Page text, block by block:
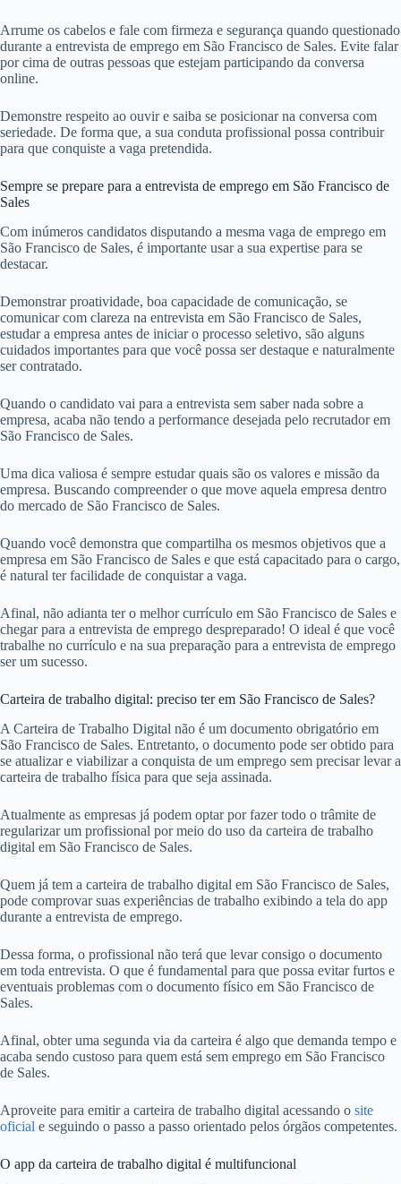
Arrume os cabelos e fale com firmeza e segurança quando questionado
durante a entrevista de emprego em São Francisco de Sales. Evite falar
por cima de outras pessoas que estejam participando da conversa
online.
Demonstre respeito ao ouvir e saiba se posicionar na conversa com
seriedade. De forma que, a sua conduta profissional possa contribuir
para que conquiste a vaga pretendida.
Sempre se prepare para a entrevista de emprego em São Francisco de
Sales
Com inúmeros candidatos disputando a mesma vaga de emprego em
São Francisco de Sales, é importante usar a sua expertise para se
destacar.
Demonstrar proatividade, boa capacidade de comunicação, se
comunicar com clareza na entrevista em São Francisco de Sales,
estudar a empresa antes de iniciar o processo seletivo, são alguns
cuidados importantes para que você possa ser destaque e naturalmente
ser contratado.
Quando o candidato vai para a entrevista sem saber nada sobre a
empresa, acaba não tendo a performance desejada pelo recrutador em
São Francisco de Sales.
Uma dica valiosa é sempre estudar quais são os valores e missão da
empresa. Buscando compreender o que move aquela empresa dentro
do mercado de São Francisco de Sales.
Quando você demonstra que compartilha os mesmos objetivos que a
empresa em São Francisco de Sales e que está capacitado para o cargo,
é natural ter facilidade de conquistar a vaga.
Afinal, não adianta ter o melhor currículo em São Francisco de Sales e
chegar para a entrevista de emprego despreparado! O ideal é que você
trabalhe no currículo e na sua preparação para a entrevista de emprego
ser um sucesso.
Carteira de trabalho digital: preciso ter em São Francisco de Sales?
A Carteira de Trabalho Digital não é um documento obrigatório em
São Francisco de Sales. Entretanto, o documento pode ser obtido para
se atualizar e viabilizar a conquista de um emprego sem precisar levar a
carteira de trabalho física para que seja assinada.
Atualmente as empresas já podem optar por fazer todo o trâmite de
regularizar um profissional por meio do uso da carteira de trabalho
digital em São Francisco de Sales.
Quem já tem a carteira de trabalho digital em São Francisco de Sales,
pode comprovar suas experiências de trabalho exibindo a tela do app
durante a entrevista de emprego.
Dessa forma, o profissional não terá que levar consigo o documento
em toda entrevista. O que é fundamental para que possa evitar furtos e
eventuais problemas com o documento físico em São Francisco de
Sales.
Afinal, obter uma segunda via da carteira é algo que demanda tempo e
acaba sendo custoso para quem está sem emprego em São Francisco
de Sales.
Aproveite para emitir a carteira de trabalho digital acessando o site
oficial e seguindo o passo a passo orientado pelos órgãos competentes.
O app da carteira de trabalho digital é multifuncional